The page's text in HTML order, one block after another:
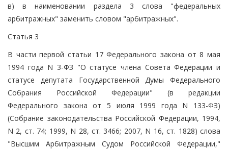
в) в наименовании раздела 3 слова "федеральных
арбитражных" заменить словом "арбитражных".
Статья 3
В части первой статьи 17 Федерального закона от 8 мая
1994 года N 3-ФЗ "О статусе члена Совета Федерации и
статусе депутата Государственной Думы Федерального
Собрания Российской Федерации" (в редакции
Федерального закона от 5 июля 1999 года N 133-ФЗ)
(Собрание законодательства Российской Федерации, 1994,
N 2, ст. 74; 1999, N 28, ст. 3466; 2007, N 16, ст. 1828) слова
"Высшим Арбитражным Судом Российской Федерации,"